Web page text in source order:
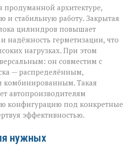
продуманной архитектуре,
и стабильную работу. Закрытая
цилиндров повышает
надёжность герметизации, что
нагрузках. При этом
он совместим с
— распределённым,
комбинированным. Такая
автопроизводителям
конфигурацию под конкретные
эффективностью.
нужных